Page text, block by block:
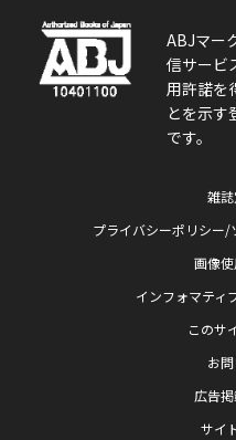
ABJマー
信サービ
用許諾を
とを示す
です。
雑
プライバシーポリシー/
画像
インフォマティ
このサ
お
広告
サイ